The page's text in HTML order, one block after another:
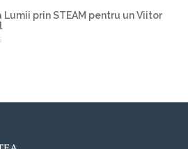
Lumii prin STEAM pentru un Viitor